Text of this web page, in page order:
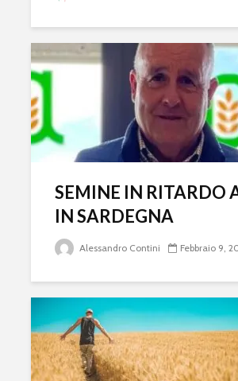
SEMINE IN RITARDO
IN SARDEGNA
Alessandro Contini Febbraio 9,